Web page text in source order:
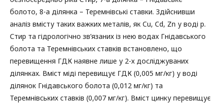
болото, 8-а ділянка – Теремнівські ставки. Здійснивши
аналіз вмісту таких важких металів, як Cu, Cd, Zn у воді р.
Стир та гідрологічно зв’язаних із нею водах Гнідавського
болота та Теремнівських ставків встановлено, що
перевищення ГДК наявне лише у 2-х досліджуваних
ділянках. Вміст міді перевищує ГДК (0,005 мг/кг) у воді
ділянок Гнідавського болота (0,012 мг/кг) та
Теремнівських ставків (0,007 мг/кг). Вміст цинку перевищує